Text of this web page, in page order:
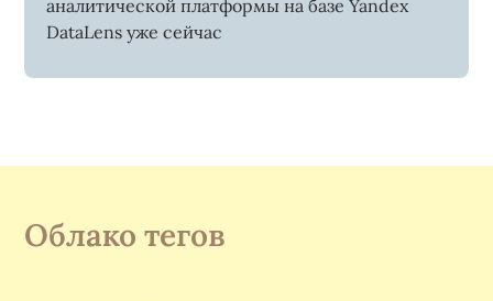
аналитической платформы на базе Yandex
DataLens уже сейчас
Облако тегов